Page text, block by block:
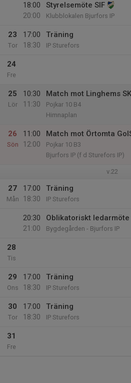
18:00
20:00
Styrelsemöte SIF
Klubblokalen Bjurfors IP
23
Tor
17:00
18:30
Träning
IP Sturefors
24
Fre
25
Lör
10:30
11:30
Match mot Linghems
Pojkar 10 B4
Himnaplan
26
Sön
11:00
12:00
Match mot Örtomta
Pojkar 10 B3
Bjurfors IP (f d Sturefors IP)
v.22
27
Mån
17:00
18:30
Träning
IP Sturefors
20:30
21:00
Oblikatoriskt
Bygdegården - Bjurfors IP
28
Tis
29
Ons
17:00
18:30
Träning
IP Sturefors
30
Tor
17:00
18:30
Träning
IP Sturefors
31
Fre